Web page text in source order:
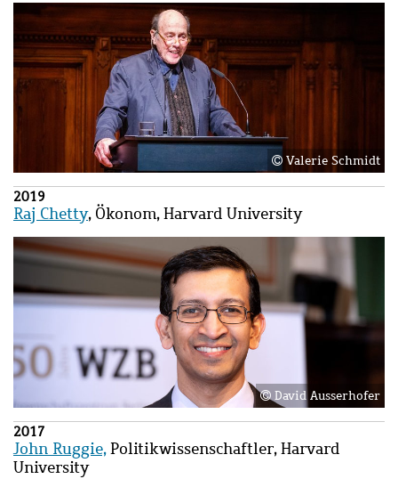
Valerie Schmidt
2019
Raj Chetty, Ökonom, Harvard University
Bild
Bild
David Ausserhofer
2017
John Ruggie,Politikwissenschaftler, Harvard
University